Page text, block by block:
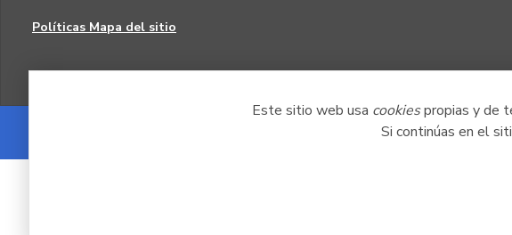
Este sitio web usa cookiespropias y de
Si continúas en el
Políticas Mapa del sitio